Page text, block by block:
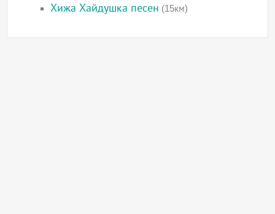
Хижа Хайдушка песен (15км)